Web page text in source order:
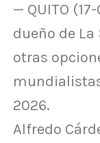
— QUITO
dueño de
otras
2026.
Alfredo